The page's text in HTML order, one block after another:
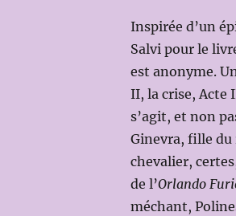
Inspirée d’un
Salvi pour le
est anonyme.
II, la crise, Acte
s’agit, et non
Ginevra, fille du
chevalier,
de l’Orlando
méchant,